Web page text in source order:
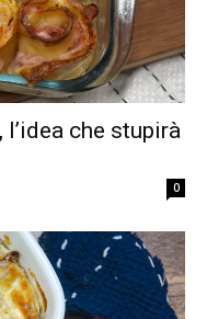
che stupirà
0